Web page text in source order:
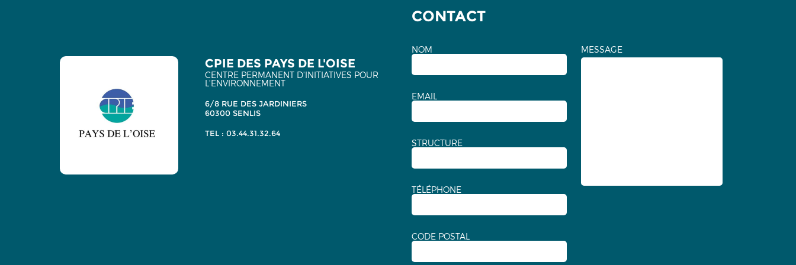
CPIE DES PAYS DE L'OISE
CENTRE PERMANENT D'INITIATIVES POUR
L'ENVIRONNEMENT
6/8 RUE DES JARDINIERS
60300 SENLIS
TEL : 03.44.31.32.64
CONTACT
NOM
EMAIL
STRUCTURE
TÉLÉPHONE
CODE POSTAL
MESSAGE